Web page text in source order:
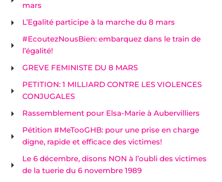
mars
L’Egalité participe à la marche du 8 mars
#EcoutezNousBien: embarquez dans le train de
l’égalité!
GREVE FEMINISTE DU 8 MARS
PETITION: 1 MILLIARD CONTRE LES VIOLENCES
CONJUGALES
Rassemblement pour Elsa-Marie à Aubervilliers
Pétition #MeTooGHB: pour une prise en charge
digne, rapide et efficace des victimes!
Le 6 décembre, disons NON à l’oubli des victimes
de la tuerie du 6 novembre 1989